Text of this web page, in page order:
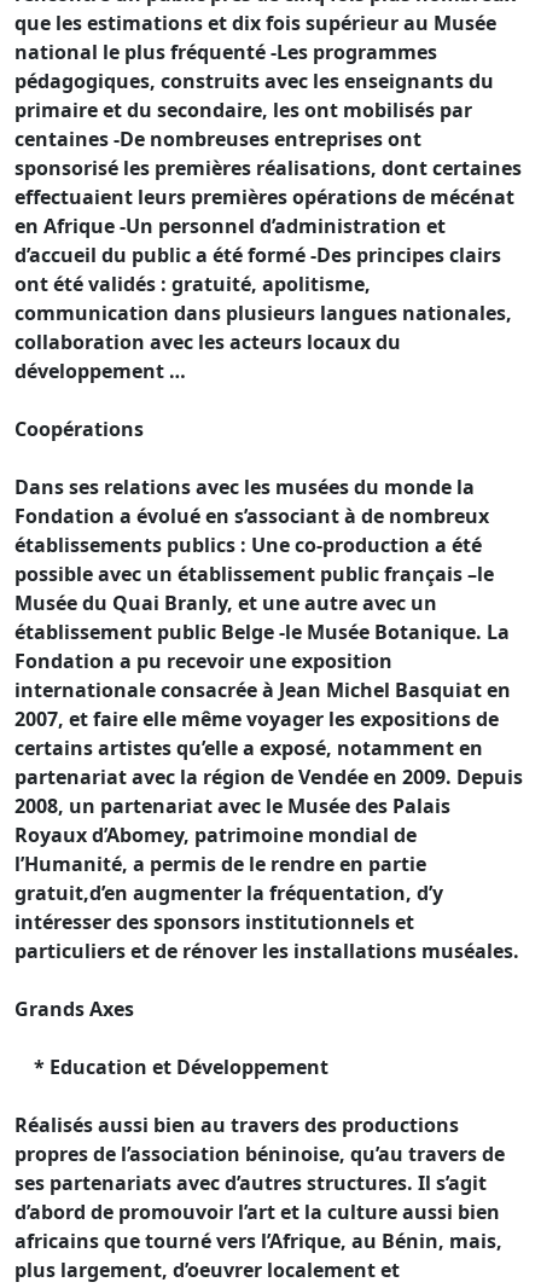
que les estimations et dix fois supérieur au Musée
national le plus fréquenté -Les programmes
pédagogiques, construits avec les enseignants du
primaire et du secondaire, les ont mobilisés par
centaines -De nombreuses entreprises ont
sponsorisé les premières réalisations, dont certaines
effectuaient leurs premières opérations de mécénat
en Afrique -Un personnel d’administration et
d’accueil du public a été formé -Des principes clairs
ont été validés : gratuité, apolitisme,
communication dans plusieurs langues nationales,
collaboration avec les acteurs locaux du
développement …
Coopérations
Dans ses relations avec les musées du monde la
Fondation a évolué en s’associant à de nombreux
établissements publics : Une co-production a été
possible avec un établissement public français –le
Musée du Quai Branly, et une autre avec un
établissement public Belge -le Musée Botanique. La
Fondation a pu recevoir une exposition
internationale consacrée à Jean Michel Basquiat en
2007, et faire elle même voyager les expositions de
certains artistes qu’elle a exposé, notamment en
partenariat avec la région de Vendée en 2009. Depuis
2008, un partenariat avec le Musée des Palais
Royaux d’Abomey, patrimoine mondial de
l’Humanité, a permis de le rendre en partie
gratuit,d’en augmenter la fréquentation, d’y
intéresser des sponsors institutionnels et
particuliers et de rénover les installations muséales.
Grands Axes
* Education et Développement
Réalisés aussi bien au travers des productions
propres de l’association béninoise, qu’au travers de
ses partenariats avec d’autres structures. Il s’agit
d’abord de promouvoir l’art et la culture aussi bien
africains que tourné vers l’Afrique, au Bénin, mais,
plus largement, d’oeuvrer localement et